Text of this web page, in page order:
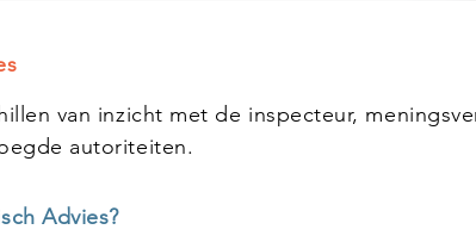
van inzicht met de inspecteur,
autoriteiten.
Advies?